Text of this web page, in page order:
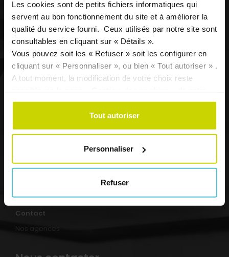
Les cookies sont de petits fichiers informatiques qui
servent au bon fonctionnement du site et à améliorer la
qualité du service fourni. Ceux utilisés par notre site sont
consultables en cliquant sur « Détails ».
Vous pouvez soit les « Refuser » soit les configurer en
cliquant sur « Personnaliser », ou bien « Tout autoriser » .
A tout moment, la modification de votre choix reste
site.
Tout autoriser
Personnaliser
Refuser
ouverte à tous : salariés, artisans, commerçants,
Mutuelle 403 intervient en matière de protection
complémentaire santé et de prévoyance retraite
individuelle et collective.
Plan du site
Nos expertises
Indépendants
Entreprises et collectivités
Prévention santé
Contact
Nos agences